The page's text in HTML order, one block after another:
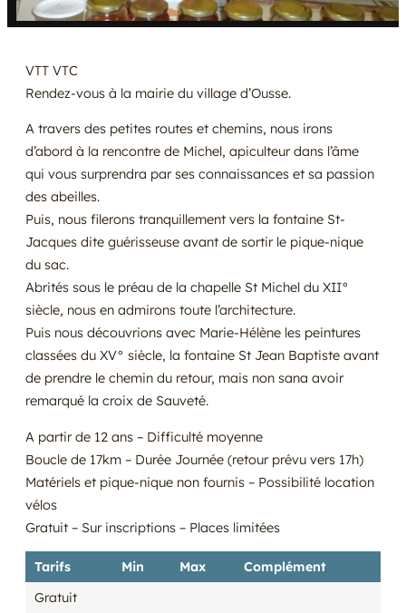
VTT VTC
Rendez-vous à la mairie du village d’Ousse.
A travers des petites routes et chemins, nous irons
d’abord à la rencontre de Michel, apiculteur dans l’âme
qui vous surprendra par ses connaissances et sa passion
des abeilles.
Puis, nous filerons tranquillement vers la fontaine St-
Jacques dite guérisseuse avant de sortir le pique-nique
du sac.
Abrités sous le préau de la chapelle St Michel du XII°
siècle, nous en admirons toute l’architecture.
Puis nous découvrions avec Marie-Hélène les peintures
classées du XV° siècle, la fontaine St Jean Baptiste avant
de prendre le chemin du retour, mais non sana avoir
remarqué la croix de Sauveté.
A partir de 12 ans – Difficulté moyenne
Boucle de 17km – Durée Journée (retour prévu vers 17h)
Matériels et pique-nique non fournis – Possibilité location
vélos
Gratuit – Sur inscriptions – Places limitées
Tarifs Min Max
Complément
Gratuit